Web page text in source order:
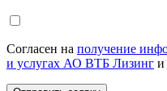
Согласен на получение
и услугах АО ВТБ Лизинг и